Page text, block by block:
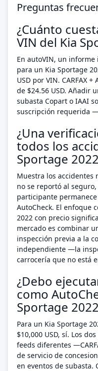
Preguntas
¿Cuánto
VIN del Kia
En autoVIN, un informe
para un Kia Sportage
USD por VIN. CARFAX
de $24.56 USD. Añadir
subasta Copart o IAAI
suscripción requerida
¿Una
todos los
Sportage
Muestra los accidentes
no se reportó al
participante permanece
AutoCheck. El enfoque
2022 con precio
mercado es combinar
inspección previa a la
independiente —la
carrocería que no está
¿Debo
como
Sportage
Para un Kia Sportage
$10,000 USD, sí. Los
feeds diferentes
de servicio de
en eventos de subasta.